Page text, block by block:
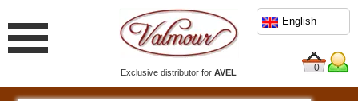
Exclusive distributor forAVEL
English
0